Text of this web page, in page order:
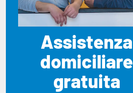
Assistenza
domiciliare
gratuita